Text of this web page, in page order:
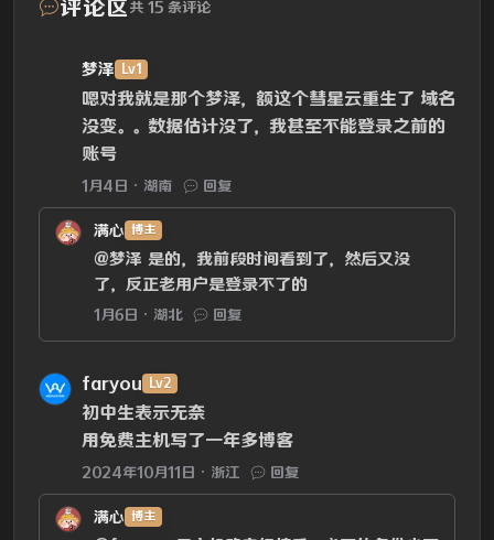
评论区 共 15 条评论
梦泽 Lv1
嗯对我就是那个梦泽，额这个彗星云重生了 域名
没变。。数据估计没了，我甚至不能登录之前的
账号
1月4日 湖南 回复
满心 博主
@梦泽 是的，我前段时间看到了，然后又没
了，反正老用户是登录不了的
1月6日 湖北 回复
faryou Lv2
初中生表示无奈
用免费主机写了一年多博客
2024年10月11日 浙江 回复
满心 博主